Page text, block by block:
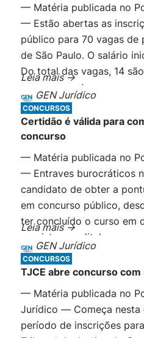
— Matéria publicada no
— Estão abertas as
público para 70 vagas de
de São Paulo. O salário
Do total das vagas, 14
negros e quatro para
Para concorrer é
Direito e […]
Leia mais ->
GEN Jurídico
CONCURSOS
Certidão é válida para
concurso
— Matéria publicada no
— Entraves burocráticos
candidato de obter a
em concurso público,
ter concluído o curso em
prevista no edital para a
comprobatórios da
entendimento aplicado
Leia mais ->
GEN Jurídico
CONCURSOS
TJCE abre concurso
— Matéria publicada no
Jurídico — Começa
período de inscrições